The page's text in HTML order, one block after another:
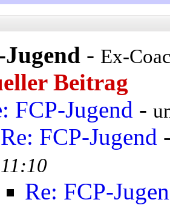
- Ex-
Beitrag
FCP-Jugend -
Re: FCP-Jugend
11:10
Re: FCP-